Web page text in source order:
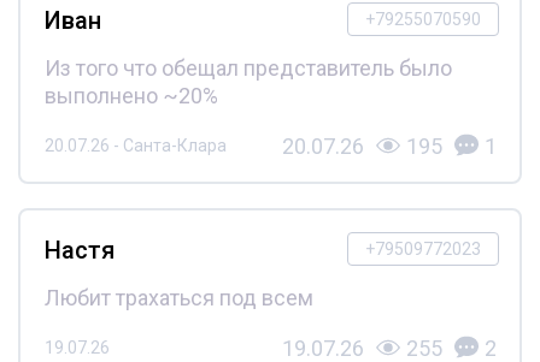
+79255070590
Иван
Из того что обещал представитель было
выполнено ~20%
20.07.26 - Санта-Клара 20.07.26 195 1
+79509772023
Настя
Любит трахаться под всем
19.07.26 19.07.26 255 2